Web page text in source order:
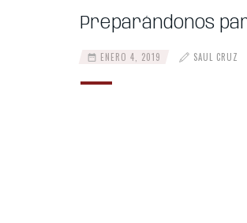
Preparándonos
ENERO 4, 2019 SAUL CRUZ